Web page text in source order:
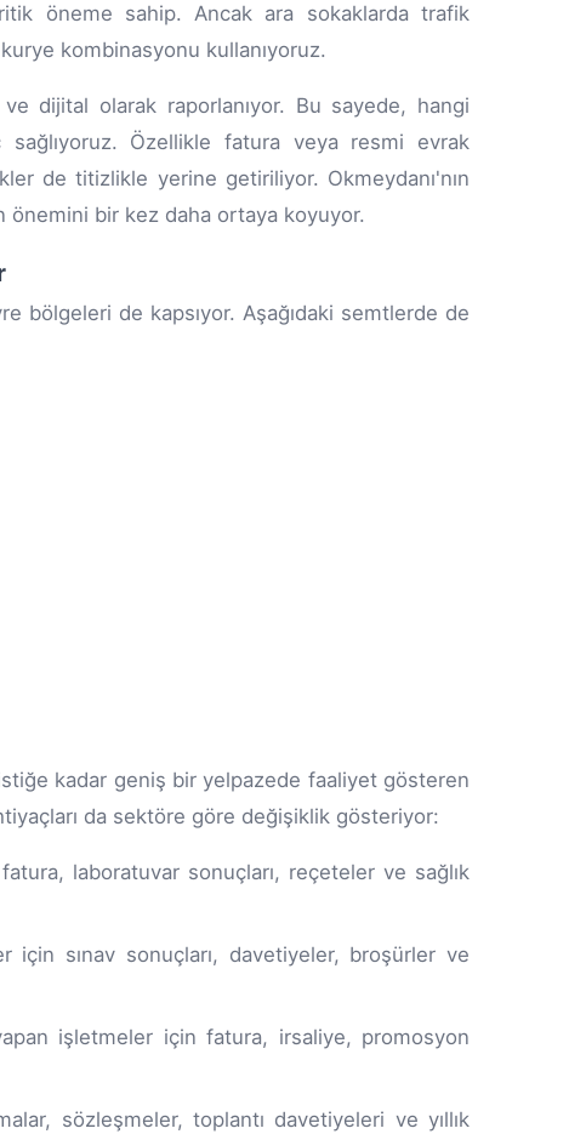
öneme sahip. Ancak ara sokaklarda trafik
kombinasyonu kullanıyoruz.
ve dijital olarak raporlanıyor. Bu sayede, hangi
Özellikle fatura veya resmi evrak
de titizlikle yerine getiriliyor. Okmeydanı'nın
önemini bir kez daha ortaya koyuyor.
bölgeleri de kapsıyor. Aşağıdaki semtlerde de
kadar geniş bir yelpazede faaliyet gösteren
da sektöre göre değişiklik gösteriyor:
laboratuvar sonuçları, reçeteler ve sağlık
için sınav sonuçları, davetiyeler, broşürler ve
işletmeler için fatura, irsaliye, promosyon
sözleşmeler, toplantı davetiyeleri ve yıllık